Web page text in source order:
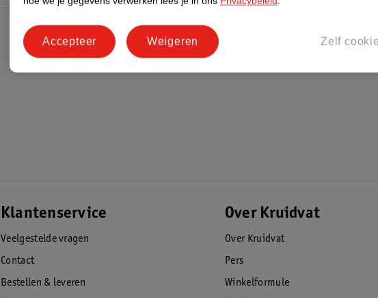
Klantenservice
Veelgestelde vragen
Contact
Bestellen & leveren
Over Kruidvat
Over Kruidvat
Pers
Winkelformule
Zelf
Weigeren
Accepteer